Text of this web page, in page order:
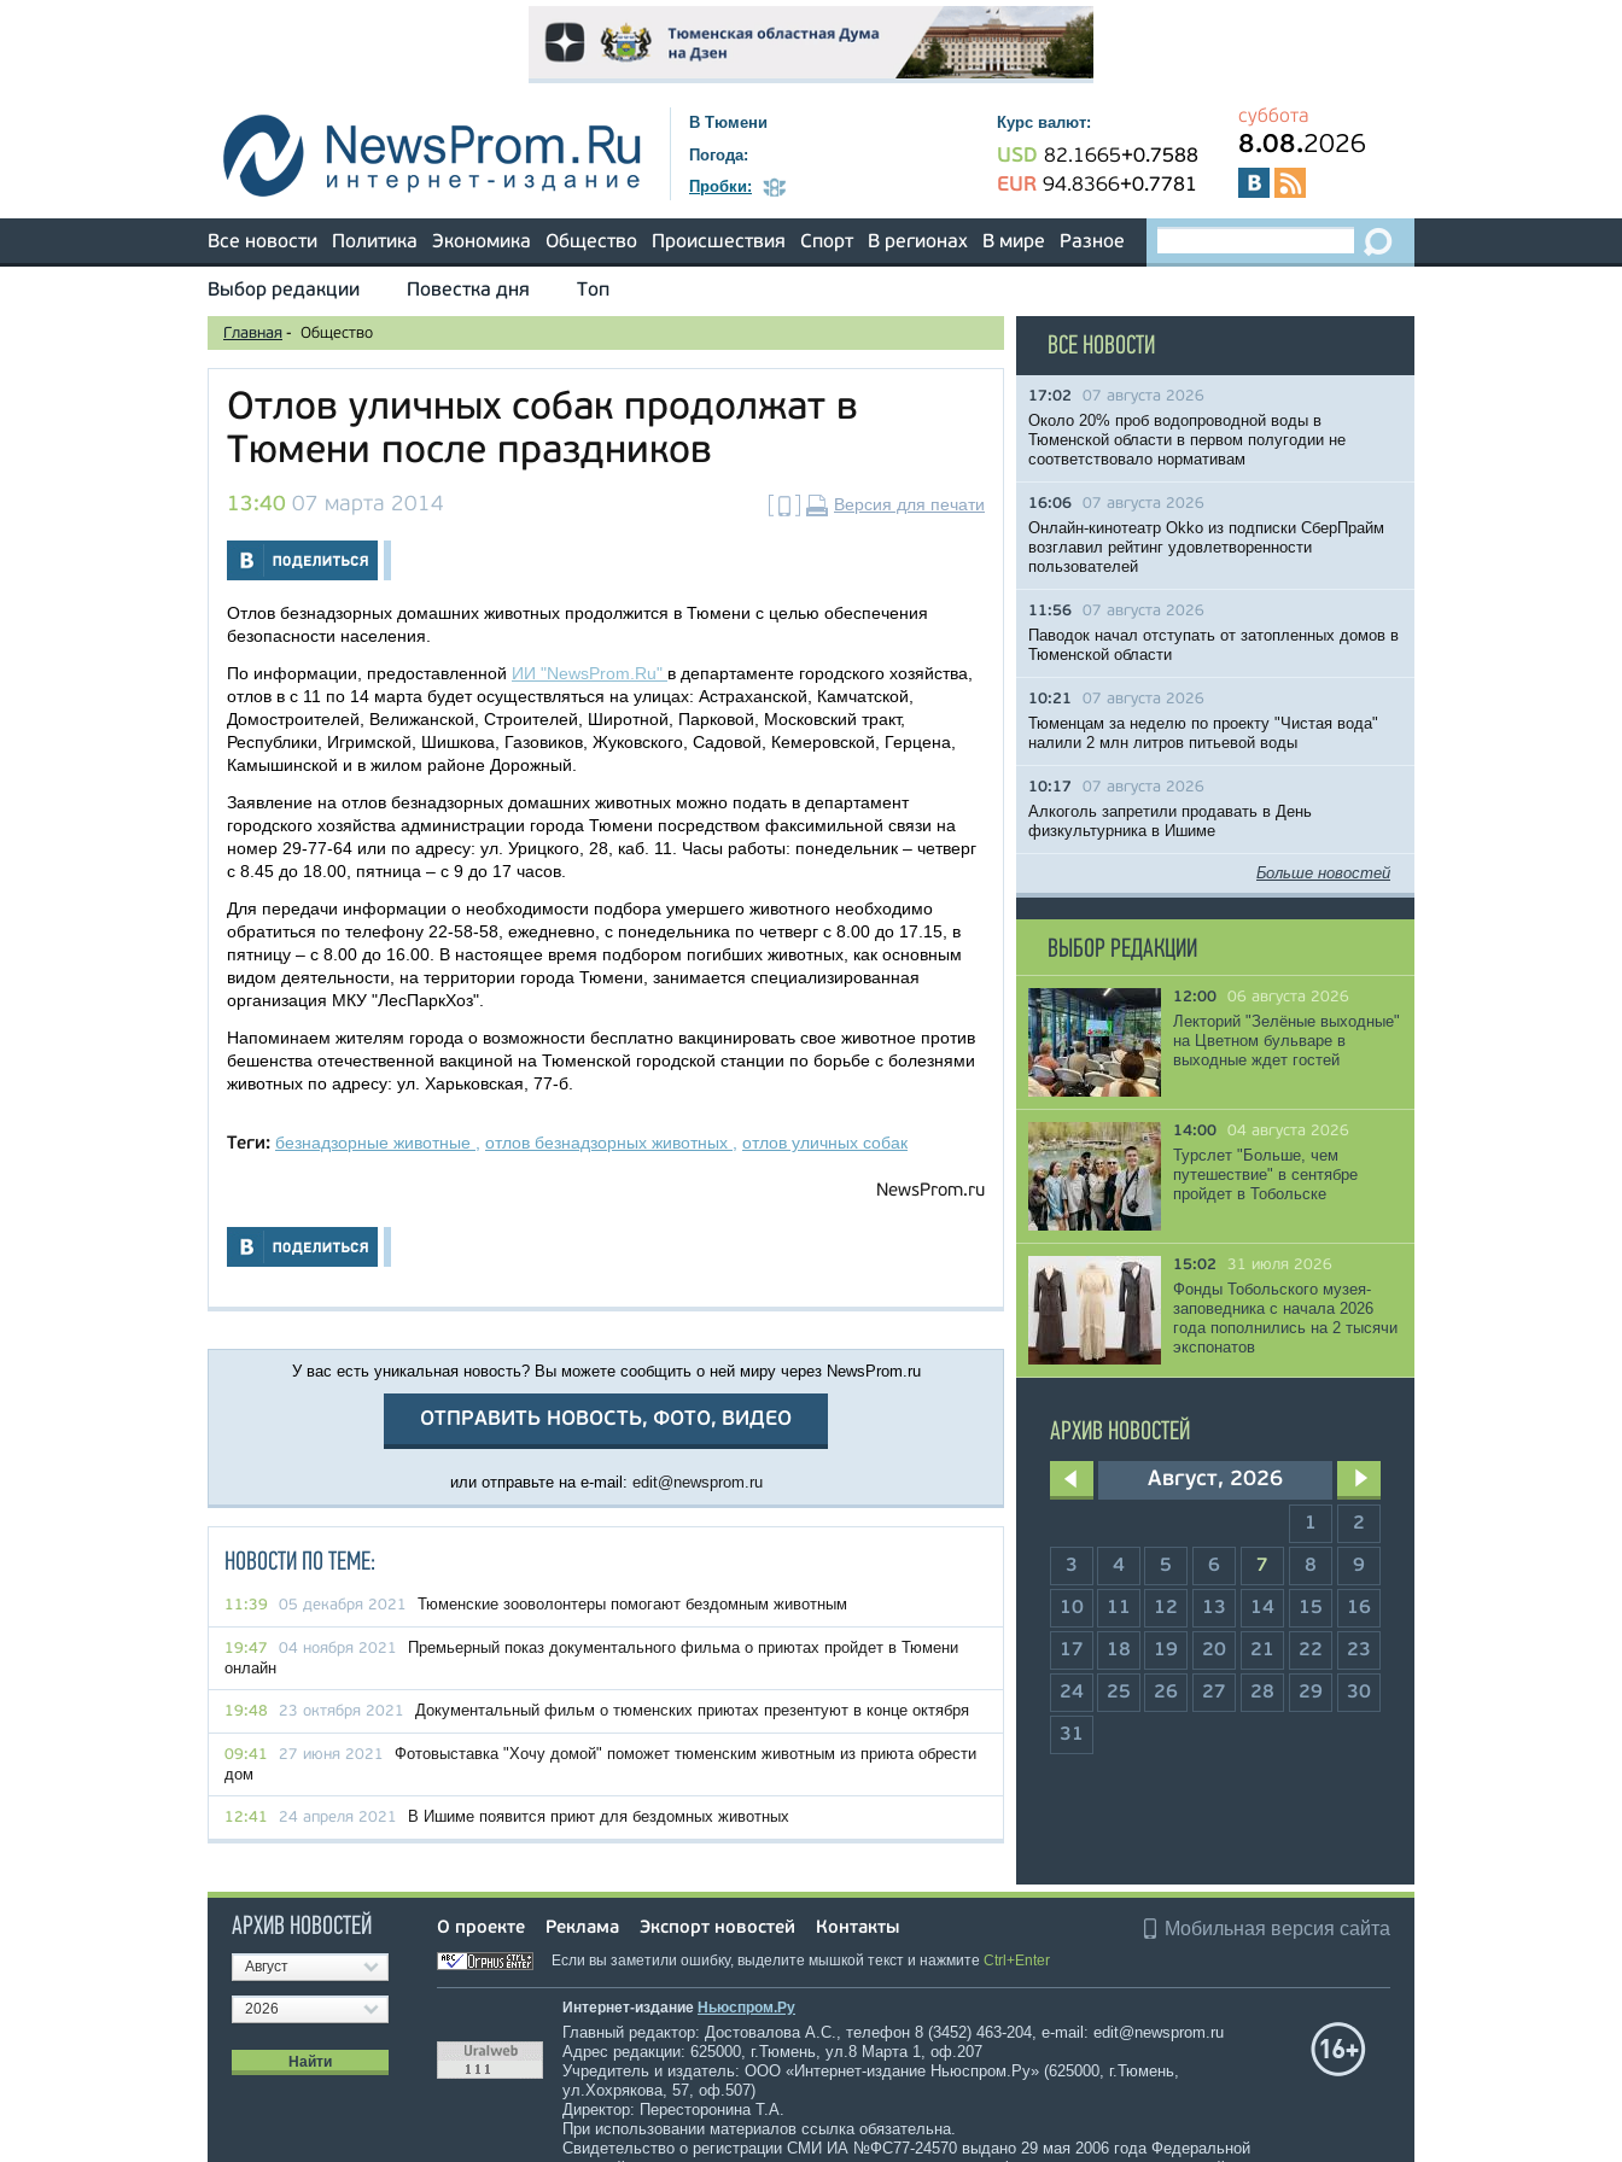
В Тюмени
Погода:
Пробки:
Курс валют:
USD 82.1665+0.7588
EUR 94.8366+0.7781
суббота
8.08.2026
Все новости Политика Экономика Общество Происшествия Спорт В регионах В мире Разное
Выбор редакции Повестка дня Топ
Главная - Общество
Отлов уличных собак продолжат в
Тюмени после праздников
13:40 07 марта 2014 Версия для печати
Отлов безнадзорных домашних животных продолжится в Тюмени с целью обеспечения
безопасности населения.
По информации, предоставленной ИИ "NewsProm.Ru" в департаменте городского хозяйства,
отлов в с 11 по 14 марта будет осуществляться на улицах: Астраханской, Камчатской,
Домостроителей, Велижанской, Строителей, Широтной, Парковой, Московский тракт,
Республики, Игримской, Шишкова, Газовиков, Жуковского, Садовой, Кемеровской, Герцена,
Камышинской и в жилом районе Дорожный.
Заявление на отлов безнадзорных домашних животных можно подать в департамент
городского хозяйства администрации города Тюмени посредством факсимильной связи на
номер 29-77-64 или по адресу: ул. Урицкого, 28, каб. 11. Часы работы: понедельник – четверг
с 8.45 до 18.00, пятница – с 9 до 17 часов.
Для передачи информации о необходимости подбора умершего животного необходимо
обратиться по телефону 22-58-58, ежедневно, с понедельника по четверг с 8.00 до 17.15, в
пятницу – с 8.00 до 16.00. В настоящее время подбором погибших животных, как основным
видом деятельности, на территории города Тюмени, занимается специализированная
организация МКУ "ЛесПаркХоз".
Напоминаем жителям города о возможности бесплатно вакцинировать свое животное против
бешенства отечественной вакциной на Тюменской городской станции по борьбе с болезнями
животных по адресу: ул. Харьковская, 77-б.
Теги: безнадзорные животные отлов безнадзорных животных отлов уличных собак
NewsProm.ru
У вас есть уникальная новость? Вы можете сообщить о ней миру через NewsProm.ru
ОТПРАВИТЬ НОВОСТЬ, ФОТО, ВИДЕО
или отправьте на e-mail: edit@newsprom.ru
НОВОСТИ ПО ТЕМЕ:
11:39 05 декабря 2021 Тюменские зооволонтеры помогают бездомным животным
19:47 04 ноября 2021
Премьерный показ документального фильма о приютах пройдет в Тюмени
онлайн
19:48 23 октября 2021 Документальный фильм о тюменских приютах презентуют в конце октября
09:41 27 июня 2021
Фотовыставка "Хочу домой" поможет тюменским животным из приюта обрести
дом
12:41 24 апреля 2021 В Ишиме появится приют для бездомных животных
ВСЕ НОВОСТИ
17:02 07 августа 2026
Около 20% проб водопроводной воды в
Тюменской области в первом полугодии не
соответствовало нормативам
16:06 07 августа 2026
Онлайн-кинотеатр Okko из подписки СберПрайм
возглавил рейтинг удовлетворенности
пользователей
11:56 07 августа 2026
Паводок начал отступать от затопленных домов в
Тюменской области
10:21 07 августа 2026
Тюменцам за неделю по проекту "Чистая вода"
налили 2 млн литров питьевой воды
10:17 07 августа 2026
Алкоголь запретили продавать в День
физкультурника в Ишиме
Больше новостей
ВЫБОР РЕДАКЦИИ
12:00 06 августа 2026
Лекторий "Зелёные выходные"
на Цветном бульваре в
выходные ждет гостей
14:00 04 августа 2026
Турслет "Больше, чем
путешествие" в сентябре
пройдет в Тобольске
15:02 31 июля 2026
Фонды Тобольского музея-
заповедника с начала 2026
года пополнились на 2 тысячи
экспонатов
АРХИВ НОВОСТЕЙ
Август, 2026
1 2
3 4 5 6 7 8 9
10 11 12 13 14 15 16
17 18 19 20 21 22 23
24 25 26 27 28 29 30
31
АРХИВ НОВОСТЕЙ
Август
2026
О проекте Реклама Экспорт новостей Контакты Мобильная версия сайта
Если вы заметили ошибку, выделите мышкой текст и нажмите Ctrl+Enter
Интернет-издание Ньюспром.Ру
Главный редактор: Достовалова А.С., телефон 8 (3452) 463-204, e-mail: edit@newsprom.ru
Адрес редакции: 625000, г.Тюмень, ул.8 Марта 1, оф.207
Учредитель и издатель: ООО «Интернет-издание Ньюспром.Ру» (625000, г.Тюмень,
ул.Хохрякова, 57, оф.507)
Директор: Пересторонина Т.А.
При использовании материалов ссылка обязательна.
Свидетельство о регистрации СМИ ИА №ФС77-24570 выдано 29 мая 2006 года Федеральной